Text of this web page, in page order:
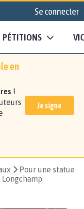
Se connecter
PÉTITIONS
en
!
Je signe
Pour une statue